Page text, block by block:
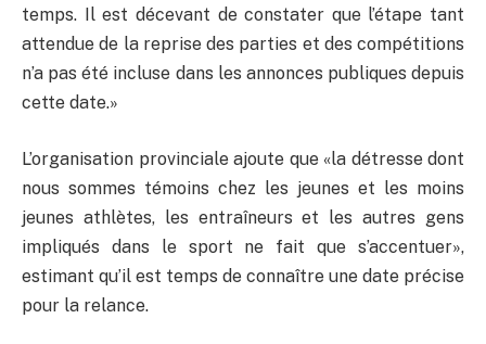
temps. Il est décevant de constater que l’étape tant
attendue de la reprise des parties et des compétitions
n’a pas été incluse dans les annonces publiques depuis
cette date.»
L’organisation provinciale ajoute que «la détresse dont
nous sommes témoins chez les jeunes et les moins
jeunes athlètes, les entraîneurs et les autres gens
impliqués dans le sport ne fait que s’accentuer»,
estimant qu’il est temps de connaître une date précise
pour la relance.